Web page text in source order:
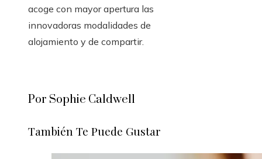
acoge con mayor apertura las
innovadoras modalidades de
alojamiento y de compartir.
Por Sophie Caldwell
También Te Puede Gustar